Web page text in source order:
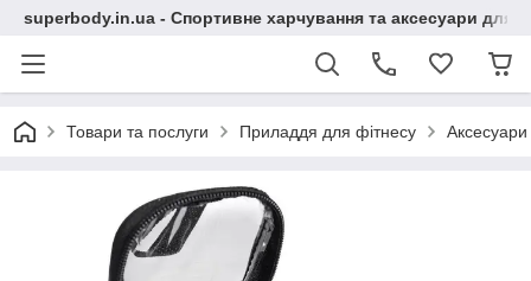
superbody.in.ua - Спортивне харчування та аксесуари для
Товари та послуги Приладдя для фітнесу